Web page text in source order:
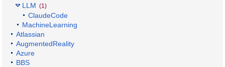
LLM (1)
ClaudeCode
MachineLearning
Atlassian
AugmentedReality
Azure
BBS